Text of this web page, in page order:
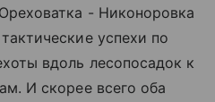
- Никоноровка
успехи по
вдоль лесопосадок к
И скорее всего оба